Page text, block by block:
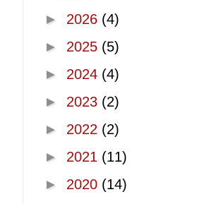
► 2026 (4)
► 2025 (5)
► 2024 (4)
► 2023 (2)
► 2022 (2)
► 2021 (11)
► 2020 (14)